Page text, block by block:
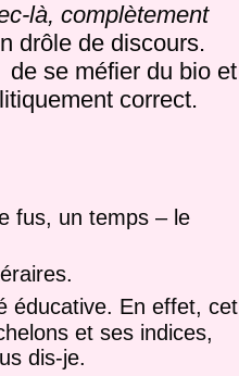
là, complètement
drôle de discours.
de se méfier du bio et
correct.
fus, un temps – le
éducative. En effet, cet
et ses indices,
dis-je.